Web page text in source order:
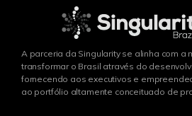
A parceria da Singularity se alinha com a
transformar o Brasil através do
fornecendo aos executivos e
ao portfólio altamente conceituado de